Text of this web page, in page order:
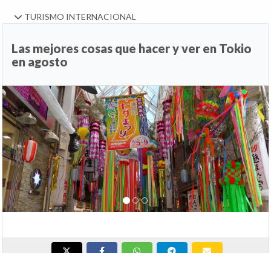
TURISMO INTERNACIONAL
Las mejores cosas que hacer y ver en Tokio
en agosto
Anterior